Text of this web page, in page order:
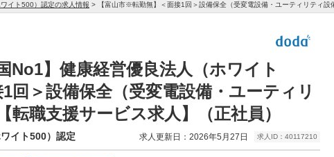
イト500）認定の求人情報 > 【富山市※転勤無】＜面接1回＞設備保全（受変電設備・ユーティリティ設
No1】健康経営優良法人（ホワイト
＞設備保全（受変電設備・ユーティリ
職支援サービス求人】（正社員）
イト500）認定 求人更新日：2026年5月27日 求人ID：40117210